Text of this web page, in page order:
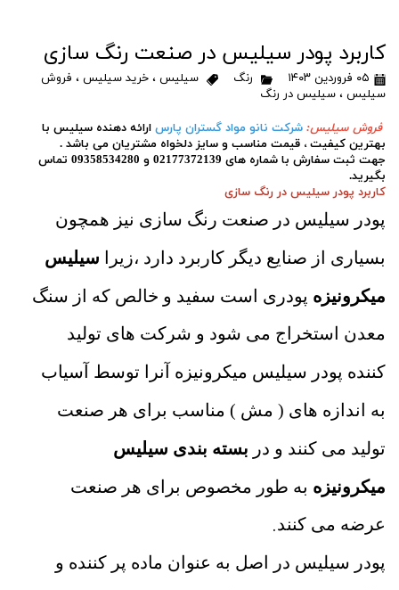
کاربرد پودر سیلیس در صنعت رنگ سازی
۰۵ فروردین ۱۴۰۳ رنگ سیلیس ،خرید سیلیس ، فروش
سیلیس ،سیلیس در رنگ
فروش سیلیس: شرکت نانو مواد گستران پارسارائه دهنده سیلیس با
بهترین کیفیت ، قیمت مناسب و سایز دلخواه مشتریان می باشد .
جهت ثبت سفارش با شماره های 02177372139 و 09358534280 تماس
بگیرید.
کاربرد پودر سیلیس در رنگ سازی
پودر سیلیس در صنعت رنگ سازی نیز همچون
بسیاری از صنایع دیگر کاربرد دارد ،زیرا
سیلیس
میکرونیزه پودری است سفید و خالص که از سنگ
معدن استخراج می شود و شرکت های تولید
کننده پودر سیلیس میکرونیزه آنرا توسط آسیاب
به اندازه های ( مش ) مناسب برای هر صنعت
تولید می کنند و در بسته بندی سیلیس
میکرونیزه به طور مخصوص برای هر صنعت
عرضه می کنند.
پودر سیلیس در اصل به عنوان ماده پر کننده و